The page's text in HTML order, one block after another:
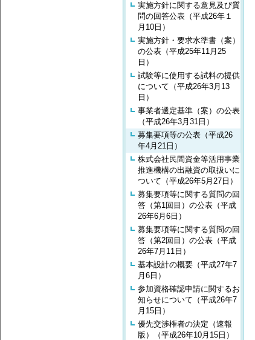
実施方針に関する意見及び質
問の回答公表（平成26年１
月10日）
実施方針・要求水準書（案）
の公表（平成25年11月25
日）
試験等に使用する試料の提供
について（平成26年3月13
日）
事業者選定基準（案）の公表
（平成26年3月31日）
募集要項等の公表（平成26
年4月21日）
株式会社民間資金等活用事業
推進機構の出融資の取扱いに
ついて（平成26年5月27日）
募集要項等に関する質問の回
答（第1回目）の公表（平成
26年6月6日）
募集要項等に関する質問の回
答（第2回目）の公表（平成
26年7月11日）
基本設計の概要（平成27年7
月6日）
参加資格確認申請に関するお
知らせについて（平成26年7
月15日）
優先交渉権者の決定（速報
版）（平成26年10月15日）